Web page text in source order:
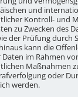
und
Kontroll- und
zu Zwecken des
der Prüfung durch
kann die
im Rahmen
Maßnahmen
oder
werden.